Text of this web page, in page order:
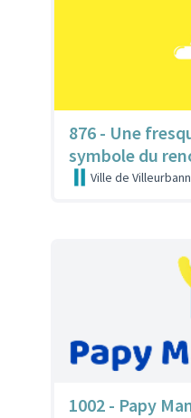
876 - Une
symbole du
Ville de
1002 - Papy